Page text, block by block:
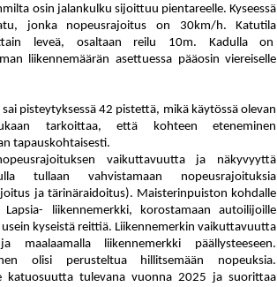
osin jalankulku sijoittuu pientareelle. Kyseessä
jonka nopeusrajoitus on 30km/h. Katutila
leveä, osaltaan reilu 10m. Kadulla on
liikennemäärän asettuessa pääosin viereiselle
pisteytyksessä 42 pistettä, mikä käytössä olevan
tarkoittaa, että kohteen eteneminen
tapauskohtaisesti.
vaikuttavuutta ja näkyvyyttä
tullaan vahvistamaan nopeusrajoituksia
ja tärinäraidoitus). Maisterinpuiston kohdalle
liikennemerkki, korostamaan autoilijoille
kyseistä reittiä. Liikennemerkin vaikuttavuutta
maalaamalla liikennemerkki päällysteeseen.
olisi perusteltua hillitsemään nopeuksia.
katuosuutta tulevana vuonna 2025 ja suorittaa